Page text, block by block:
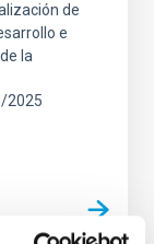
de
e
la
2025